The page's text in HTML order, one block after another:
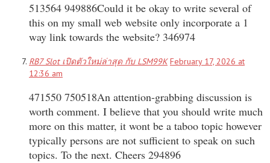
513564 949886Could it be okay to write several of
this on my small web website only incorporate a 1
way link towards the website? 346974
RB7 Slot เปิดตัวใหม่ล่าสุด กับ LSM99K February 17, 2026 at
12:36 am
471550 750518An attention-grabbing discussion is
worth comment. I believe that you should write much
more on this matter, it wont be a taboo topic however
typically persons are not sufficient to speak on such
topics. To the next. Cheers 294896